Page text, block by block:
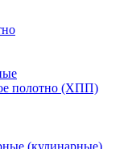
полотно (ХПП)
(кулинарные)